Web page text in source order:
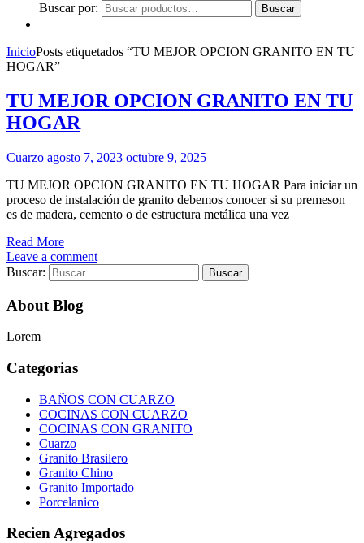
Buscar por:
Buscar
InicioPosts etiquetados “TU MEJOR OPCION GRANITO EN TU
HOGAR”
TU MEJOR OPCION GRANITO EN TU
HOGAR
Cuarzo agosto 7, 2023 octubre 9, 2025
TU MEJOR OPCION GRANITO EN TU HOGAR Para iniciar un
proceso de instalación de granito debemos conocer si su premeson
es de madera, cemento o de estructura metálica una vez
Read More
Leave a comment
Buscar:
About Blog
Lorem
Categorias
BAÑOS CON CUARZO
COCINAS CON CUARZO
COCINAS CON GRANITO
Cuarzo
Granito Brasilero
Granito Chino
Granito Importado
Porcelanico
Recien Agregados